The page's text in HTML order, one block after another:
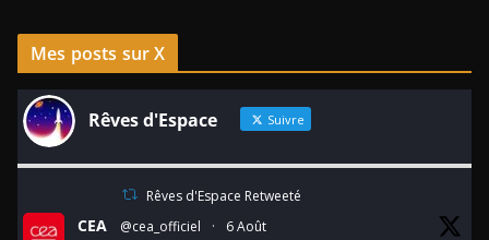
Mes posts sur X
Rêves d'Espace Suivre
Rêves d'Espace Retweeté
CEA @cea_officiel · 6 Août